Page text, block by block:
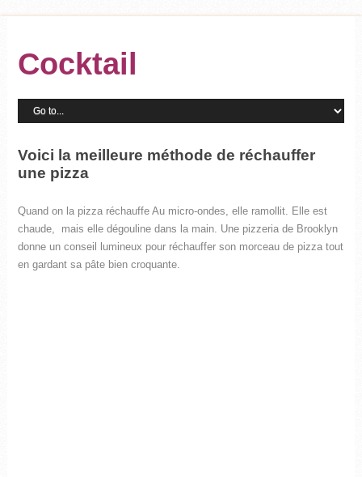
Cocktail
Voici la meilleure méthode de réchauffer
une pizza
Quand on la pizza réchauffe Au micro-ondes, elle ramollit. Elle est
chaude, mais elle dégouline dans la main. Une pizzeria de Brooklyn
donne un conseil lumineux pour réchauffer son morceau de pizza tout
en gardant sa pâte bien croquante.